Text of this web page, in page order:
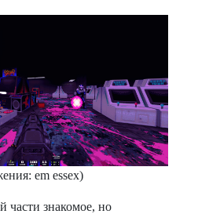
em essex)
части знакомое, но